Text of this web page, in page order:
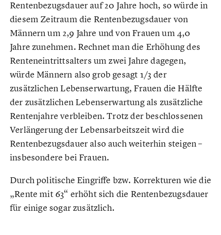
Rentenbezugsdauer auf 20 Jahre hoch, so würde in
diesem Zeitraum die Rentenbezugsdauer von
Männern um 2,9 Jahre und von Frauen um 4,0
Jahre zunehmen. Rechnet man die Erhöhung des
Renteneintrittsalters um zwei Jahre dagegen,
würde Männern also grob gesagt 1/3 der
zusätzlichen Lebenserwartung, Frauen die Hälfte
der zusätzlichen Lebenserwartung als zusätzliche
Rentenjahre verbleiben. Trotz der beschlossenen
Verlängerung der Lebensarbeitszeit wird die
Rentenbezugsdauer also auch weiterhin steigen –
insbesondere bei Frauen.
Durch politische Eingriffe bzw. Korrekturen wie die
„Rente mit 63“ erhöht sich die Rentenbezugsdauer
für einige sogar zusätzlich.